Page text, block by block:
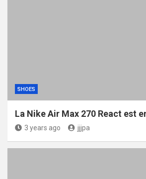
SHOES
La Nike Air Max 270 React est
3 years ago jjjpa